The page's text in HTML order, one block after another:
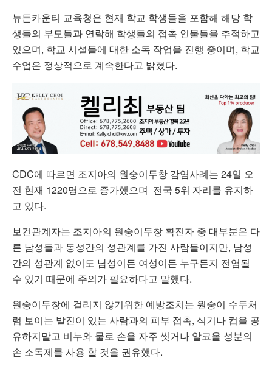
뉴튼카운티 교육청은 현재 학교 학생들을 포함해 해당 학
생들의 부모들과 연락해 학생들의 접촉 인물들을 추적하고
있으며, 학교 시설들에 대한 소독 작업을 진행 중이며, 학교
수업은 정상적으로 계속한다고 밝혔다.
CDC에 따르면 조지아의 원숭이두창 감염사례는 24일 오
전 현재 1220명으로 증가했으며 전국 5위 자리를 유지하
고 있다.
보건관계자는 조지아의 원숭이두창 확진자 중 대부분은 다
른 남성들과 동성간의 성관계를 가진 사람들이지만, 남성
간의 성관계 없이도 남성이든 여성이든 누구든지 전염될
수 있기 때문에 주의가 필요하다고 말했다.
원숭이두창에 걸리지 않기위한 예방조치는 원숭이 수두처
럼 보이는 발진이 있는 사람과의 피부 접촉, 식기나 컵을 공
유하지말고 비누와 물로 손을 자주 씻거나 알코올 성분의
손 소독제를 사용 할 것을 권유했다.